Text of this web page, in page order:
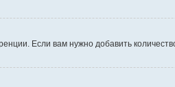
Если вам нужно добавить